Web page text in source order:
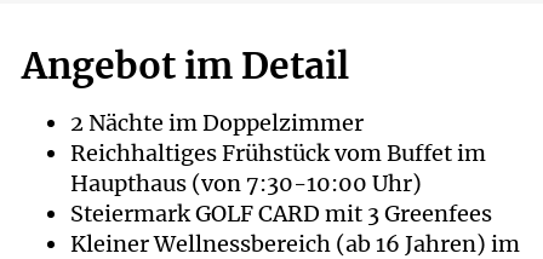
Angebot im Detail
2 Nächte im Doppelzimmer
Reichhaltiges Frühstück vom Buffet im
Haupthaus (von 7:30-10:00 Uhr)
Steiermark GOLF CARD mit 3 Greenfees
Kleiner Wellnessbereich (ab 16 Jahren) im